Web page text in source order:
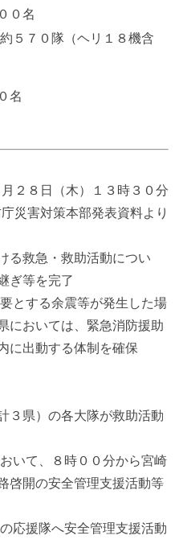
０名
５７０隊（ヘリ１８機含
名
２８日（木）１３時３０分
災害対策本部発表資料より
る救急・救助活動につい
ぎ等を完了
とする余震等が発生した場
においては、緊急消防援助
に出動する体制を確保
３県）の各大隊が救助活動
いて、８時００分から宮崎
啓開の安全管理支援活動等
応援隊へ安全管理支援活動